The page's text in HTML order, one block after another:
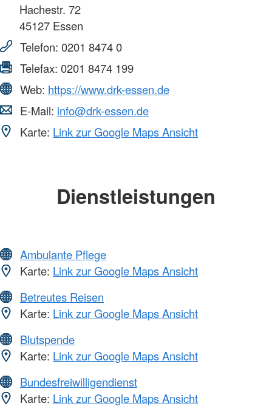
Hachestr. 72
45127 Essen
Telefon: 0201 8474 0
Telefax: 0201 8474 199
Web: https://www.drk-essen.de
E-Mail: info@drk-essen.de
Karte: Link zur Google Maps Ansicht
Dienstleistungen
Ambulante Pflege
Karte: Link zur Google Maps Ansicht
Betreutes Reisen
Karte: Link zur Google Maps Ansicht
Blutspende
Karte: Link zur Google Maps Ansicht
Bundesfreiwilligendienst
Karte: Link zur Google Maps Ansicht